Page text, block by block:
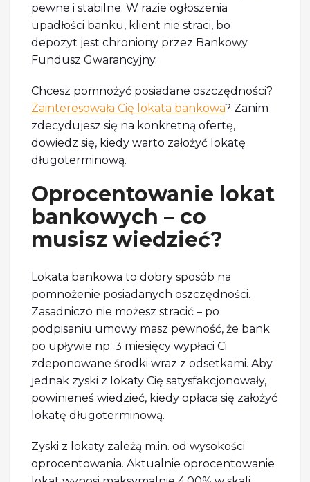
pewne i stabilne. W razie ogłoszenia
upadłości banku, klient nie straci, bo
depozyt jest chroniony przez Bankowy
Fundusz Gwarancyjny.
Chcesz pomnożyć posiadane oszczędności?
Zainteresowała Cię lokata bankowa? Zanim
zdecydujesz się na konkretną ofertę,
dowiedz się, kiedy warto założyć lokatę
długoterminową.
Oprocentowanie lokat
bankowych – co
musisz wiedzieć?
Lokata bankowa to dobry sposób na
pomnożenie posiadanych oszczędności.
Zasadniczo nie możesz stracić – po
podpisaniu umowy masz pewność, że bank
po upływie np. 3 miesięcy wypłaci Ci
zdeponowane środki wraz z odsetkami. Aby
jednak zyski z lokaty Cię satysfakcjonowały,
powinieneś wiedzieć, kiedy opłaca się założyć
lokatę długoterminową.
Zyski z lokaty zależą m.in. od wysokości
oprocentowania. Aktualnie oprocentowanie